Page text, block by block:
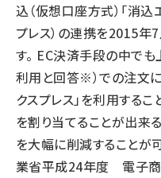
込（仮想口座方式）「消込
プレス）の連携を2015年
す。 EC決済手段の中で
利用と回答※）での注文に
クスプレス」を利用する
を割り当てることが出来
を大幅に削減することが
業省平成24年度 電子商